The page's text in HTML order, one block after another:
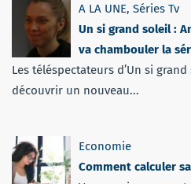
A LA UNE, Séries Tv
Un si grand soleil :
va chambouler la
Les téléspectateurs d’Un si
découvrir un nouveau...
Economie
Comment calculer